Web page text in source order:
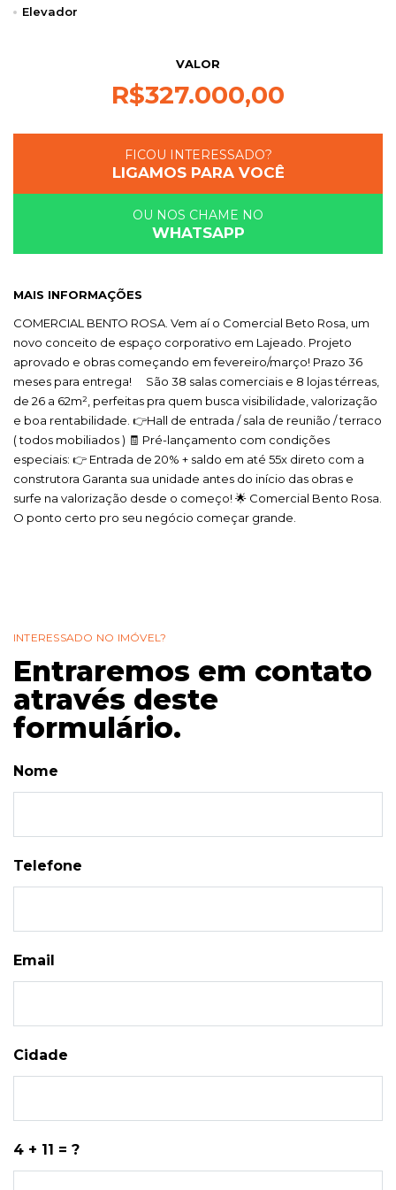
Elevador
VALOR
R$327.000,00
FICOU INTERESSADO?
LIGAMOS PARA VOCÊ
OU NOS CHAME NO
WHATSAPP
MAIS INFORMAÇÕES
COMERCIAL BENTO ROSA. Vem aí o Comercial Beto Rosa, um
novo conceito de espaço corporativo em Lajeado. Projeto
aprovado e obras começando em fevereiro/março! Prazo 36
meses para entrega! ⠀ São 38 salas comerciais e 8 lojas térreas,
de 26 a 62m², perfeitas pra quem busca visibilidade, valorização
e boa rentabilidade. 👉Hall de entrada / sala de reunião / terraco
( todos mobiliados ) 🧾 Pré-lançamento com condições
especiais: 👉 Entrada de 20% + saldo em até 55x direto com a
construtora Garanta sua unidade antes do início das obras e
surfe na valorização desde o começo! 🌟 Comercial Bento Rosa.
O ponto certo pro seu negócio começar grande.
INTERESSADO NO IMÓVEL?
Entraremos em contato
através deste
formulário.
Nome
Telefone
Email
Cidade
4 + 11 = ?